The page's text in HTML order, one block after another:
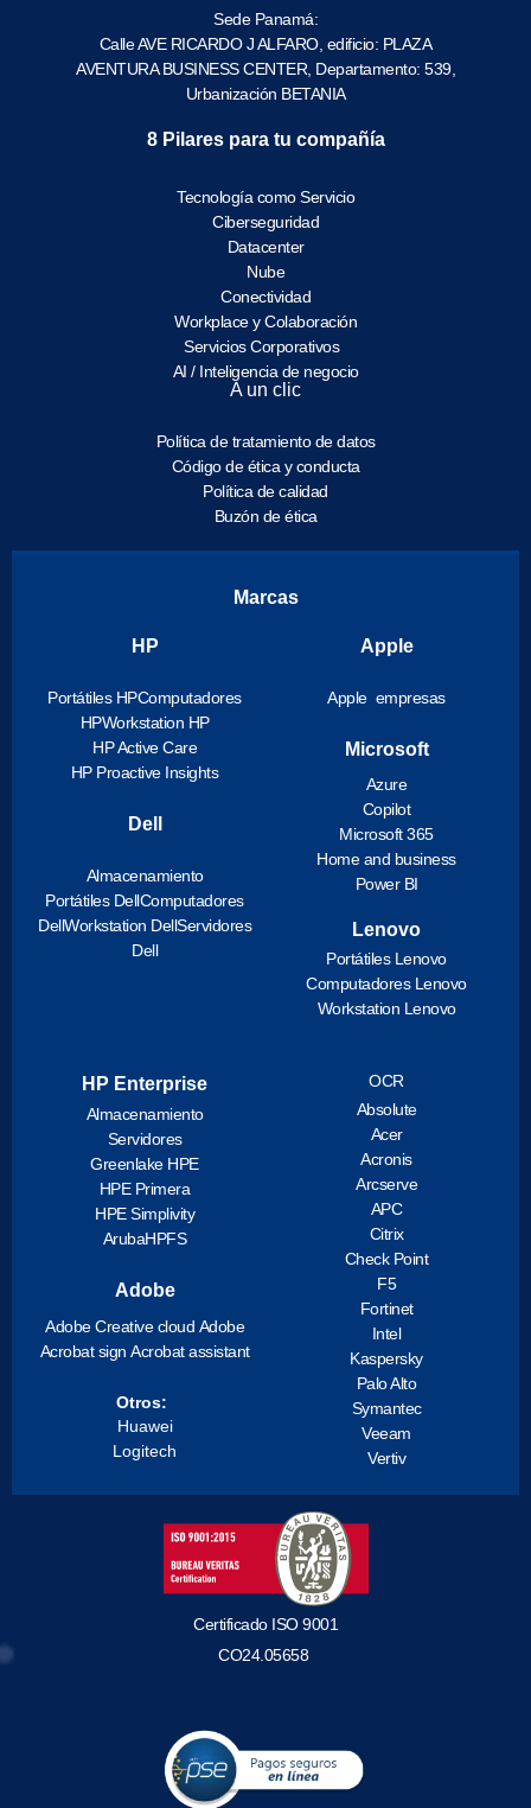
Sede Panamá:
Calle AVE RICARDO J ALFARO, edificio: PLAZA
AVENTURA BUSINESS CENTER, Departamento: 539,
Urbanización BETANIA
8 Pilares para tu compañía
Tecnología como Servicio
Ciberseguridad
Datacenter
Nube
Conectividad
Workplace y Colaboración
Servicios Corporativos
AI / Inteligencia de negocio
A un clic
Política de tratamiento de datos
Código de ética y conducta
Política de calidad
Buzón de ética
Marcas
HP
Portátiles HPComputadores
HPWorkstation HP
HP Active Care
HP Proactive Insights
Dell
Almacenamiento
Portátiles DellComputadores
DellWorkstation DellServidores
Dell
Apple
Apple empresas
Microsoft
Azure
Copilot
Microsoft 365
Home and business
Power BI
Lenovo
Portátiles Lenovo
Computadores Lenovo
Workstation Lenovo
HP Enterprise
Almacenamiento
Servidores
Greenlake HPE
HPE Primera
HPE Simplivity
ArubaHPFS
Adobe
Adobe Creative cloud Adobe
Acrobat sign Acrobat assistant
Otros:
Huawei
Logitech
OCR
Absolute
Acer
Acronis
Arcserve
APC
Citrix
Check Point
F5
Fortinet
Intel
Kaspersky
Palo Alto
Symantec
Veeam
Vertiv
Certificado ISO 9001
CO24.05658